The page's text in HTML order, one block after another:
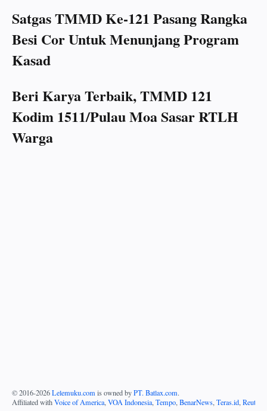
Satgas TMMD Ke-121 Pasang Rangka
Besi Cor Untuk Menunjang Program
Kasad
Beri Karya Terbaik, TMMD 121
Kodim 1511/Pulau Moa Sasar RTLH
Warga
© 2016-2026Lelemuku.com is owned byPT. Batlax.com.
Affiliated withVoice of America, VOA Indonesia, Tempo, BenarNews, Teras.id, Reuters